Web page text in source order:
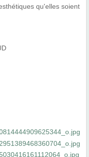
qu'elles soient